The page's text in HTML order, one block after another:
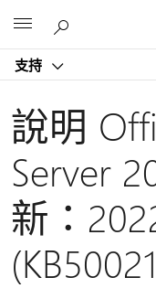
支持
說明
Server
新：